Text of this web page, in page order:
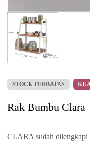
STOCK TERBATAS
Rak Bumbu Clara
CLARA sudah dilengkapi